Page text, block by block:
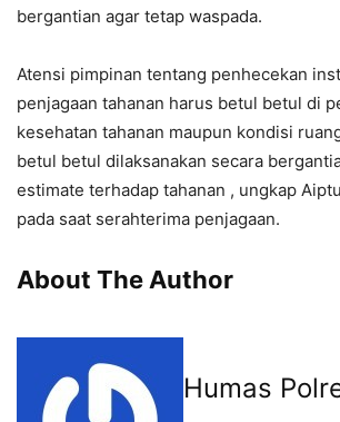
bergantian agar tetap waspada.
Atensi pimpinan tentang penhecekan
penjagaan tahanan harus betul betul di
kesehatan tahanan maupun kondisi
betul betul dilaksanakan secara
estimate terhadap tahanan , ungkap
pada saat serahterima penjagaan.
About The Author
Humas